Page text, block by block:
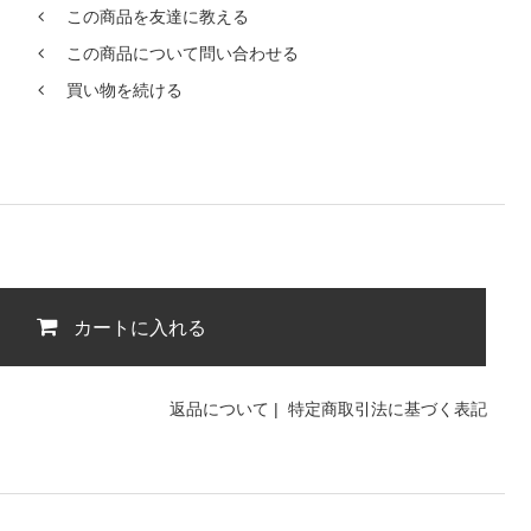
この商品を友達に教える
この商品について問い合わせる
買い物を続ける
カートに入れる
返品について | 特定商取引法に基づく表記